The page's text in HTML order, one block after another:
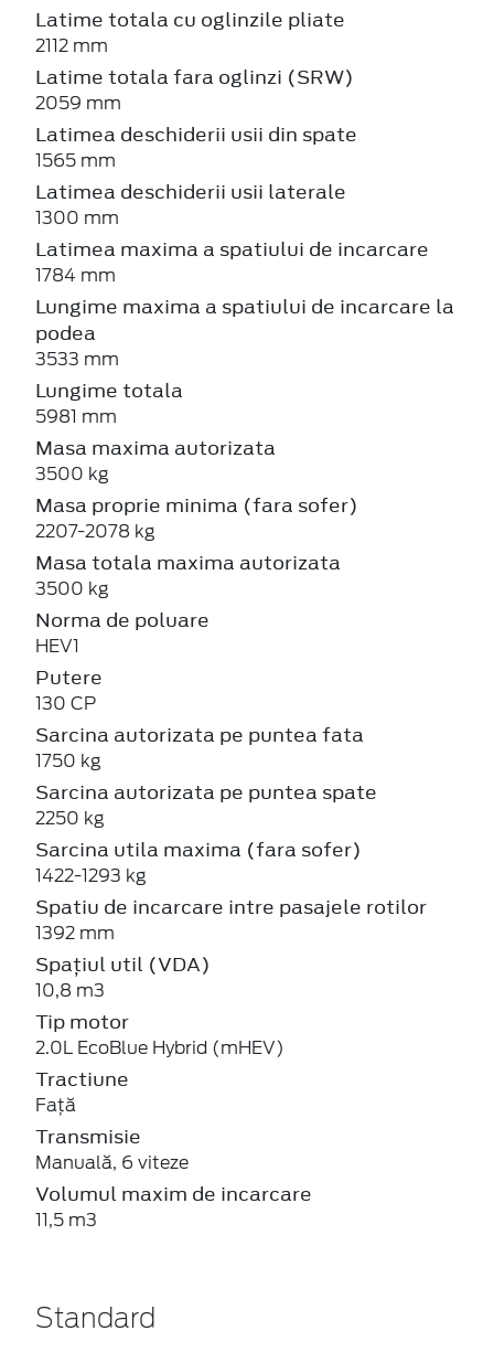
Latime totala cu oglinzile pliate
2112 mm
Latime totala fara oglinzi (SRW)
2059 mm
Latimea deschiderii usii din spate
1565 mm
Latimea deschiderii usii laterale
1300 mm
Latimea maxima a spatiului de incarcare
1784 mm
Lungime maxima a spatiului de incarcare la
podea
3533 mm
Lungime totala
5981 mm
Masa maxima autorizata
3500 kg
Masa proprie minima (fara sofer)
2207-2078 kg
Masa totala maxima autorizata
3500 kg
Norma de poluare
HEV1
Putere
130 CP
Sarcina autorizata pe puntea fata
1750 kg
Sarcina autorizata pe puntea spate
2250 kg
Sarcina utila maxima (fara sofer)
1422-1293 kg
Spatiu de incarcare intre pasajele rotilor
1392 mm
Spațiul util (VDA)
10,8 m3
Tip motor
2.0L EcoBlue Hybrid (mHEV)
Tractiune
Față
Transmisie
Manuală, 6 viteze
Volumul maxim de incarcare
11,5 m3
Standard